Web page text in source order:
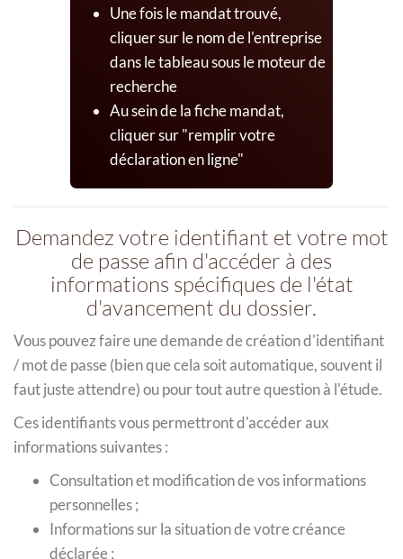
Une fois le mandat trouvé,
cliquer sur le nom de l'entreprise
dans le tableau sous le moteur de
recherche
Au sein de la fiche mandat,
cliquer sur remplir votre
déclaration en ligne
Demandez votre identifiant et votre mot
de passe afin d'accéder à des
informations spécifiques de l'état
d'avancement du dossier.
Vous pouvez faire une demande de création d'identifiant
/ mot de passe (bien que cela soit automatique, souvent il
faut juste attendre) ou pour tout autre question à l'étude.
Ces identifiants vous permettront d'accéder aux
informations suivantes :
Consultation et modification de vos informations
personnelles ;
Informations sur la situation de votre créance
déclarée ;